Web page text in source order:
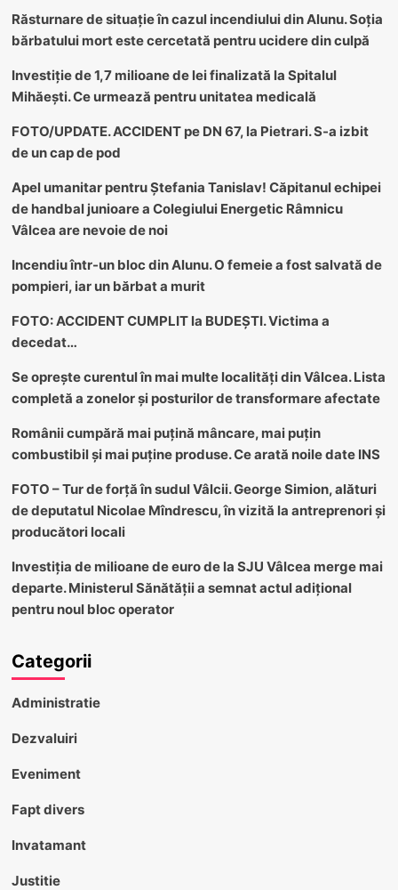
Răsturnare de situație în cazul incendiului din Alunu. Soția
bărbatului mort este cercetată pentru ucidere din culpă
Investiție de 1,7 milioane de lei finalizată la Spitalul
Mihăești. Ce urmează pentru unitatea medicală
FOTO/UPDATE. ACCIDENT pe DN 67, la Pietrari. S-a izbit
de un cap de pod
Apel umanitar pentru Ștefania Tanislav! Căpitanul echipei
de handbal junioare a Colegiului Energetic Râmnicu
Vâlcea are nevoie de noi
Incendiu într-un bloc din Alunu. O femeie a fost salvată de
pompieri, iar un bărbat a murit
FOTO: ACCIDENT CUMPLIT la BUDEȘTI. Victima a
decedat…
Se oprește curentul în mai multe localități din Vâlcea. Lista
completă a zonelor și posturilor de transformare afectate
Românii cumpără mai puțină mâncare, mai puțin
combustibil și mai puține produse. Ce arată noile date INS
FOTO – Tur de forță în sudul Vâlcii. George Simion, alături
de deputatul Nicolae Mîndrescu, în vizită la antreprenori și
producători locali
Investiția de milioane de euro de la SJU Vâlcea merge mai
departe. Ministerul Sănătății a semnat actul adițional
pentru noul bloc operator
Categorii
Administratie
Dezvaluiri
Eveniment
Fapt divers
Invatamant
Justitie